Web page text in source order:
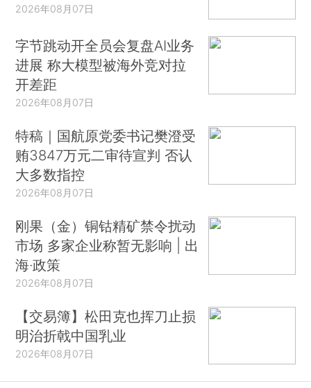
2026年08月07日
字节跳动开全员会复盘AI业务
进展 称大模型被海外竞对拉
开差距
2026年08月07日
特稿｜国航原党委书记樊澄受
贿3847万元二审待宣判 否认
大多数指控
2026年08月07日
刚果（金）铜钴精矿禁令扰动
市场 多家企业称暂无影响 | 出
海·政策
2026年08月07日
【交易簿】松田克也挥刀止损
明治折戟中国乳业
2026年08月07日